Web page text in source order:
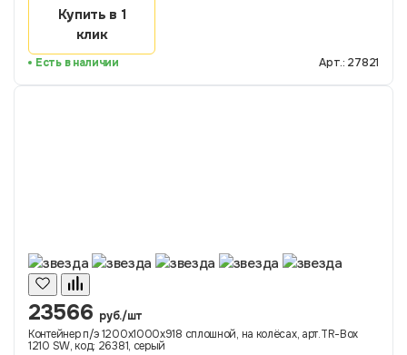
Купить в 1
клик
Есть в наличии Арт.: 27821
23566 руб./шт
Контейнер п/э 1200х1000х918 сплошной, на колёсах, арт.TR-Box
1210 SW, код: 26381, серый